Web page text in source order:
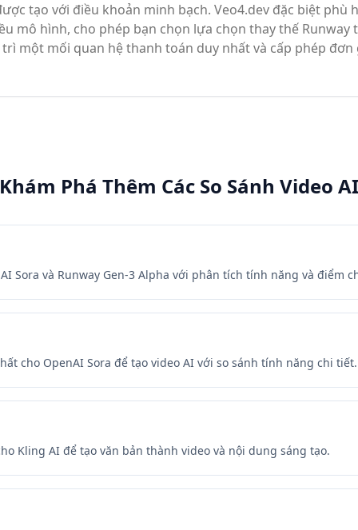
tạo với điều khoản minh bạch. Veo4.dev đặc biệt phù
mô hình, cho phép bạn chọn lựa chọn thay thế
một mối quan hệ thanh toán duy nhất và cấp phép đơn
Khám Phá Thêm Các So Sánh Video AI
Sora và Runway Gen-3 Alpha với phân tích tính năng và điểm
cho OpenAI Sora để tạo video AI với so sánh tính năng chi tiết.
Kling AI để tạo văn bản thành video và nội dung sáng tạo.